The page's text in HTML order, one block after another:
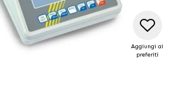
Aggiungi ai
preferiti